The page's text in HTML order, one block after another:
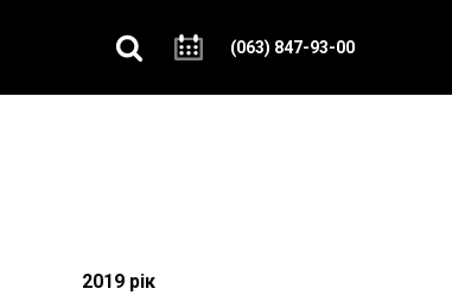
(063) 847-93-00
2019 рік